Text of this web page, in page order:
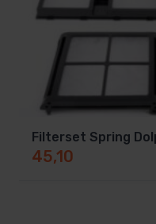
Filterset Spring
45,10